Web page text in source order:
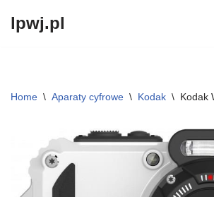
lpwj.pl
Home \ Aparaty cyfrowe \ Kodak \ Kodak